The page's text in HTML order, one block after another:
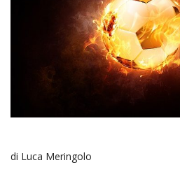
di Luca Meringolo